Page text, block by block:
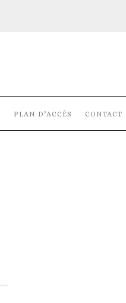
PLAN D’ACCÈS CONTACT